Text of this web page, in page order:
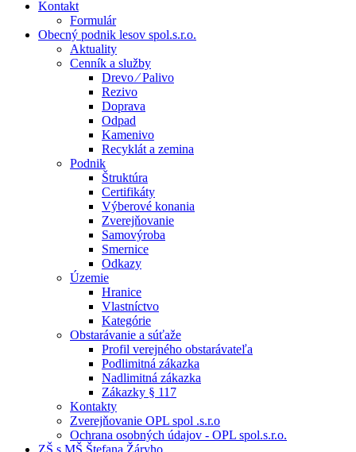
Kontakt
Formulár
Obecný podnik lesov spol.s.r.o.
Aktuality
Cenník a služby
Drevo ⁄ Palivo
Rezivo
Doprava
Odpad
Kamenivo
Recyklát a zemina
Podnik
Štruktúra
Certifikáty
Výberové konania
Zverejňovanie
Samovýroba
Smernice
Odkazy
Územie
Hranice
Vlastníctvo
Kategórie
Obstarávanie a súťaže
Profil verejného obstarávateľa
Podlimitná zákazka
Nadlimitná zákazka
Zákazky § 117
Kontakty
Zverejňovanie OPL spol .s.r.o
Ochrana osobných údajov - OPL spol.s.r.o.
ZŠ s MŠ Štefana Žáryho